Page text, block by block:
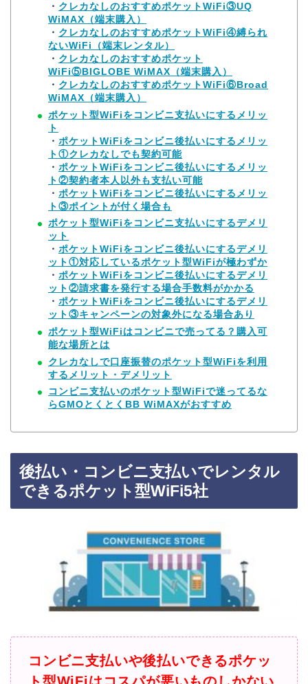
・ クレカなしのおすすめポケットWiFi③UQ
WiMAX（端末購入）
・ クレカなしのおすすめポケットWiFi④縛られ
ないWiFi（端末レンタル）
・ クレカなしのおすすめポケット
WiFi⑤BIGLOBE WiMAX（端末購入）
・ クレカなしのおすすめポケットWiFi⑥Broad
WiMAX（端末購入）
ポケット型WiFiをコンビニ支払いにするメリッ
ト
・ ポケットWiFiをコンビニ後払いにするメリッ
ト①クレカなしでも契約可能
・ ポケットWiFiをコンビニ後払いにするメリッ
ト②契約者本人以外も支払い可能
・ ポケットWiFiをコンビニ後払いにするメリッ
ト③ポイントが付く場合も
ポケット型WiFiをコンビニ支払いにするデメリ
ット
・ ポケットWiFiをコンビニ後払いにするデメリ
ット①対応しているポケット型WiFiが極わずか
・ ポケットWiFiをコンビニ後払いにするデメリ
ット②請求書を発行する場合手数料がかかる
・ ポケットWiFiをコンビニ後払いにするデメリ
ット③キャンペーンの対象外になる場合あり
ポケット型WiFiはコンビニで売ってる？購入可
能な場所とは
クレカなしで口座振替のポケット型WiFiを利用
するメリット・デメリット
コンビニ支払いのポケット型WiFiで迷ってるな
らGMOとくとくBB WiMAXがおすすめ
後払い・コンビニ支払いでレンタル
できるポケット型WiFi5社
コンビニ支払いや後払いできるポケッ
ト型WiFiはコスパが悪いものしかない